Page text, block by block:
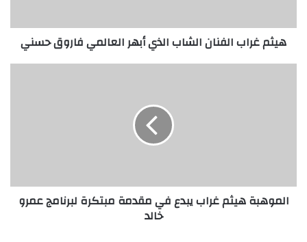
حسني
هيثم غراب الفنان الشاب الذي أبهر العالمي فاروق حسني
عمرو
خالدالموهبة هيثم غراب يبدع في مقدمة مبتكرة لبرنامج عمرو
خالد